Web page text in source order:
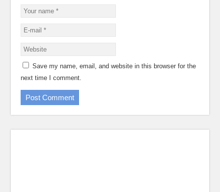
Save my name, email, and website in this browser for the
next time I comment.